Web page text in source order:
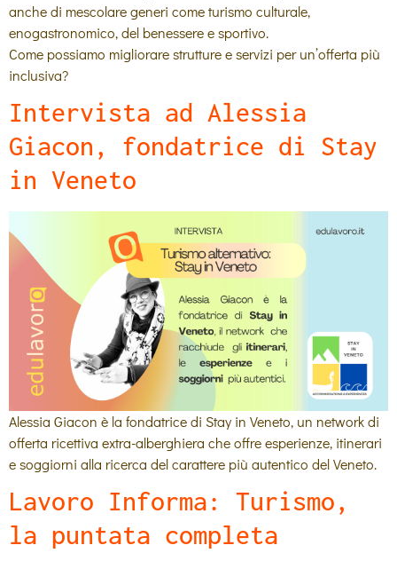
anche di mescolare generi come turismo culturale,
enogastronomico, del benessere e sportivo.
Come possiamo migliorare strutture e servizi per un’offerta più
inclusiva?
Intervista ad Alessia
Giacon, fondatrice di Stay
in Veneto
Alessia Giacon è la fondatrice di Stay in Veneto, un network di
offerta ricettiva extra-alberghiera che offre esperienze, itinerari
e soggiorni alla ricerca del carattere più autentico del Veneto.
Lavoro Informa: Turismo,
la puntata completa